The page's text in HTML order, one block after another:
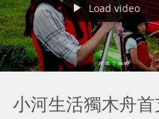
Load video
小河生活獨木舟